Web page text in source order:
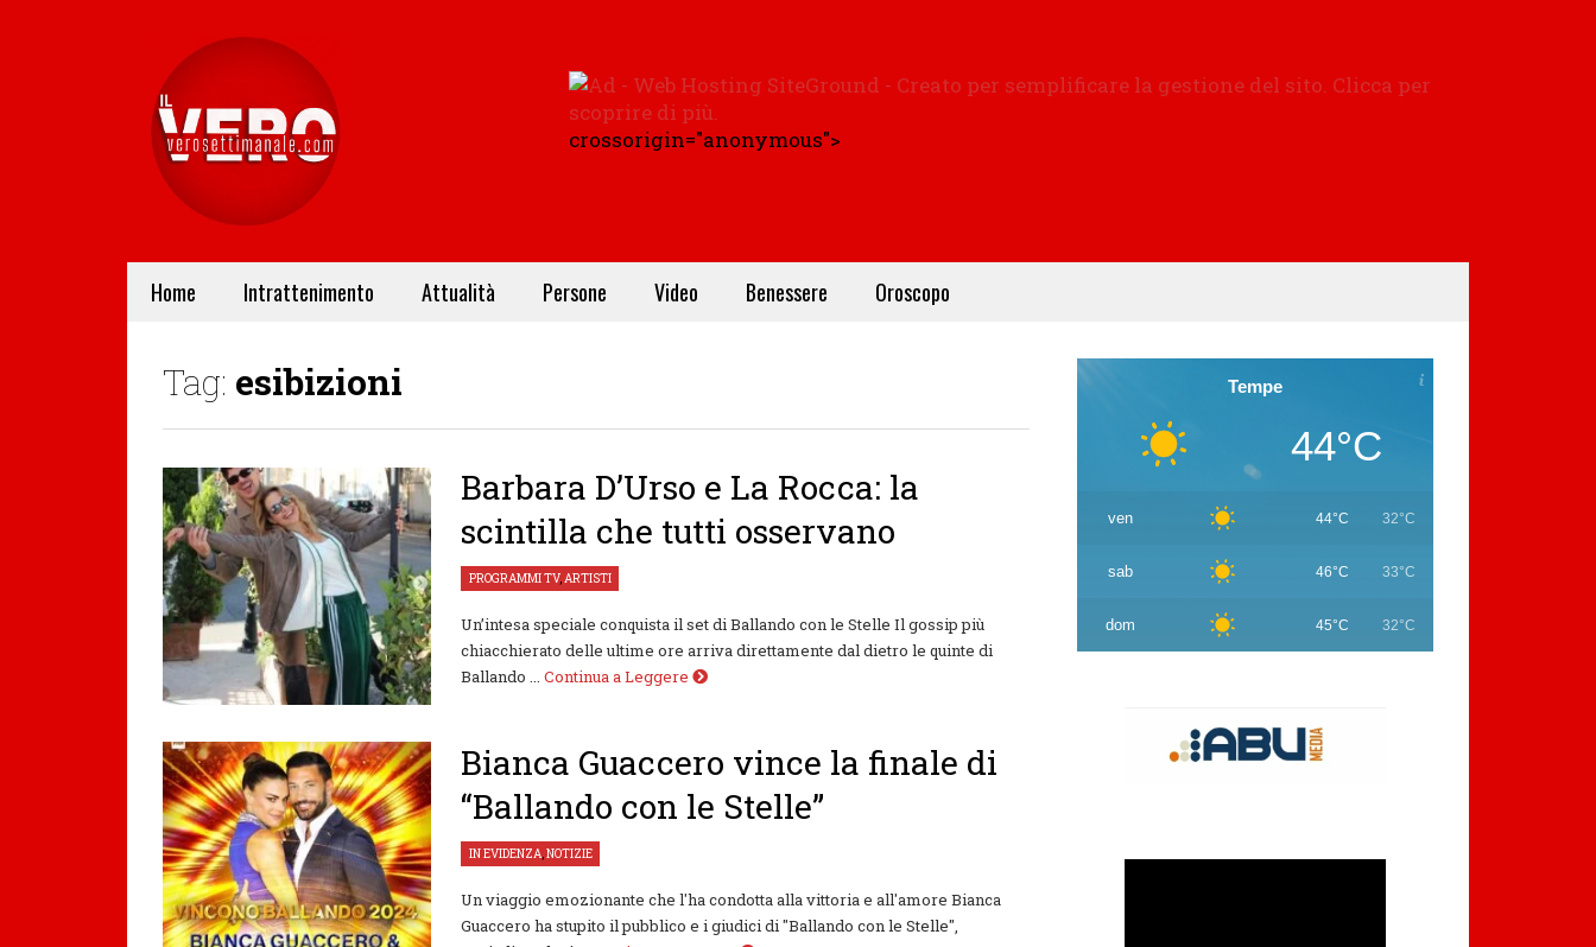
crossorigin="anonymous">
Home Intrattenimento Attualità Persone Video Benessere Oroscopo
Tag: esibizioni
Barbara D’Urso e La Rocca: la
scintilla che tutti osservano
PROGRAMMI TV,ARTISTI
Un’intesa speciale conquista il set di Ballando con le Stelle Il gossip più
chiacchierato delle ultime ore arriva direttamente dal dietro le quinte di
Ballando ... Continua a Leggere
Bianca Guaccero vince la finale di
“Ballando con le Stelle”
IN EVIDENZA,NOTIZIE
Un viaggio emozionante che l'ha condotta alla vittoria e all'amore Bianca
Guaccero ha stupito il pubblico e i giudici di "Ballando con le Stelle",
Tempe
44°C
ven 44°C 32°C
sab 46°C 33°C
dom 45°C 32°C